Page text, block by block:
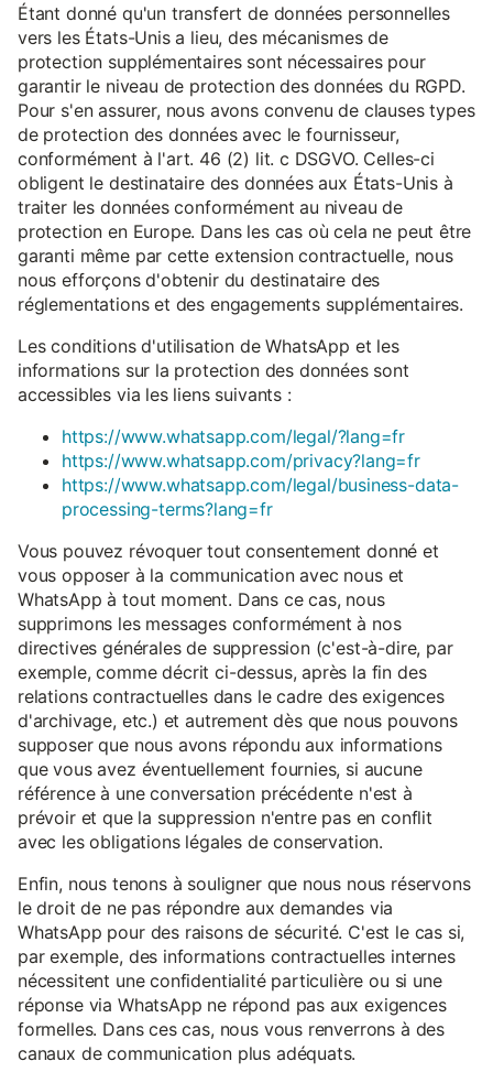
Étant donné qu'un transfert de données personnelles
vers les États-Unis a lieu, des mécanismes de
protection supplémentaires sont nécessaires pour
garantir le niveau de protection des données du RGPD.
Pour s'en assurer, nous avons convenu de clauses types
de protection des données avec le fournisseur,
conformément à l'art. 46 (2) lit. c DSGVO. Celles-ci
obligent le destinataire des données aux États-Unis à
traiter les données conformément au niveau de
protection en Europe. Dans les cas où cela ne peut être
garanti même par cette extension contractuelle, nous
nous efforçons d'obtenir du destinataire des
réglementations et des engagements supplémentaires.
Les conditions d'utilisation de WhatsApp et les
informations sur la protection des données sont
accessibles via les liens suivants :
https://www.whatsapp.com/legal/?lang=fr
https://www.whatsapp.com/privacy?lang=fr
https://www.whatsapp.com/legal/business-data-
processing-terms?lang=fr
Vous pouvez révoquer tout consentement donné et
vous opposer à la communication avec nous et
WhatsApp à tout moment. Dans ce cas, nous
supprimons les messages conformément à nos
directives générales de suppression (c'est-à-dire, par
exemple, comme décrit ci-dessus, après la fin des
relations contractuelles dans le cadre des exigences
d'archivage, etc.) et autrement dès que nous pouvons
supposer que nous avons répondu aux informations
que vous avez éventuellement fournies, si aucune
référence à une conversation précédente n'est à
prévoir et que la suppression n'entre pas en conflit
avec les obligations légales de conservation.
Enfin, nous tenons à souligner que nous nous réservons
le droit de ne pas répondre aux demandes via
WhatsApp pour des raisons de sécurité. C'est le cas si,
par exemple, des informations contractuelles internes
nécessitent une confidentialité particulière ou si une
réponse via WhatsApp ne répond pas aux exigences
formelles. Dans ces cas, nous vous renverrons à des
canaux de communication plus adéquats.